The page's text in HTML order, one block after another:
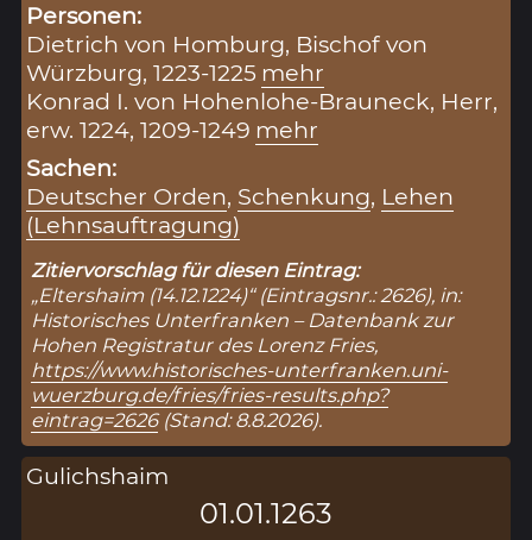
Personen:
Dietrich von Homburg, Bischof von
Würzburg, 1223-1225 mehr
Konrad I. von Hohenlohe-Brauneck, Herr,
erw. 1224, 1209-1249 mehr
Sachen:
Deutscher Orden, Schenkung, Lehen
(Lehnsauftragung)
Zitiervorschlag für diesen Eintrag:
„Eltershaim (14.12.1224)“ (Eintragsnr.: 2626), in:
Historisches Unterfranken – Datenbank zur
Hohen Registratur des Lorenz Fries,
https://www.historisches-unterfranken.uni-
wuerzburg.de/fries/fries-results.php?
eintrag=2626(Stand: 8.8.2026).
Gulichshaim
01.01.1263